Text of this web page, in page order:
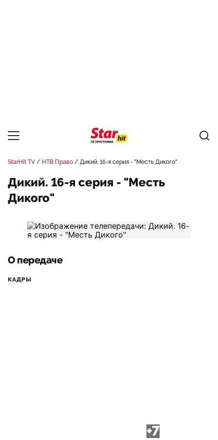
StarHit TV НТВ Право Дикий. 16-я серия - "Месть Дикого"
Дикий. 16-я серия - "Месть
Дикого"
О передаче
КАДРЫ
+7